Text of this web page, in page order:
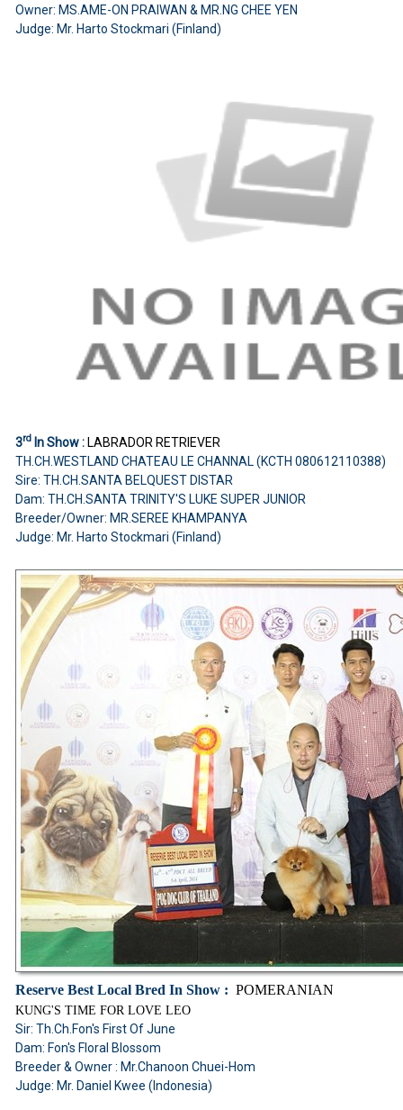
Owner: MS.AME-ON PRAIWAN & MR.NG CHEE YEN
Judge: Mr. Harto Stockmari (Finland)
3rd In Show :LABRADOR RETRIEVER
TH.CH.WESTLAND CHATEAU LE CHANNAL (KCTH 080612110388)
Sire: TH.CH.SANTA BELQUEST DISTAR
Dam: TH.CH.SANTA TRINITY'S LUKE SUPER JUNIOR
Breeder/Owner: MR.SEREE KHAMPANYA
Judge: Mr. Harto Stockmari (Finland)
Reserve Best Local Bred In Show : POMERANIAN
KUNG'S TIME FOR LOVE LEO
Sir: Th.Ch.Fon's First Of June
Dam: Fon's Floral Blossom
Breeder & Owner : Mr.Chanoon Chuei-Hom
Judge: Mr. Daniel Kwee (Indonesia)